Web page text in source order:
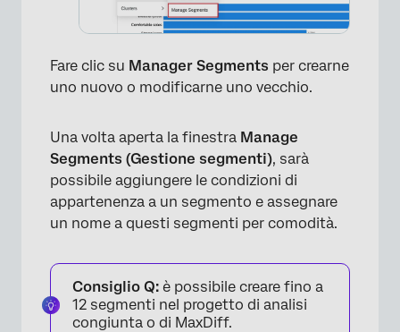
×
×
Fare clic su Manager Segments per crearne
uno nuovo o modificarne uno vecchio.
Una volta aperta la finestra Manage
Segments (Gestione segmenti), sarà
possibile aggiungere le condizioni di
appartenenza a un segmento e assegnare
un nome a questi segmenti per comodità.
Consiglio Q: è possibile creare fino a
12 segmenti nel progetto di analisi
congiunta o di MaxDiff.